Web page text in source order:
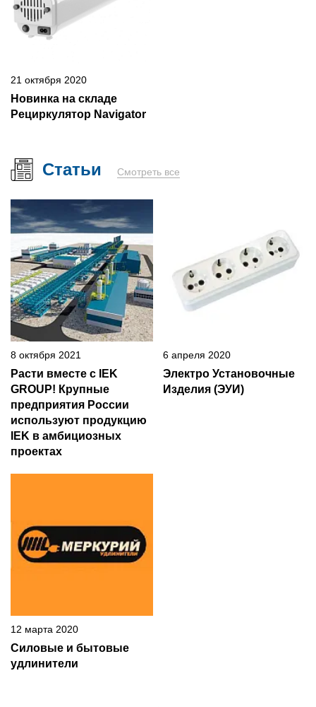
21 октября 2020
Новинка на складе
Рециркулятор Navigator
Статьи Смотреть все
8 октября 2021
Расти вместе с IEK
GROUP! Крупные
предприятия России
используют продукцию
IEK в амбициозных
проектах
6 апреля 2020
Электро Установочные
Изделия (ЭУИ)
12 марта 2020
Силовые и бытовые
удлинители